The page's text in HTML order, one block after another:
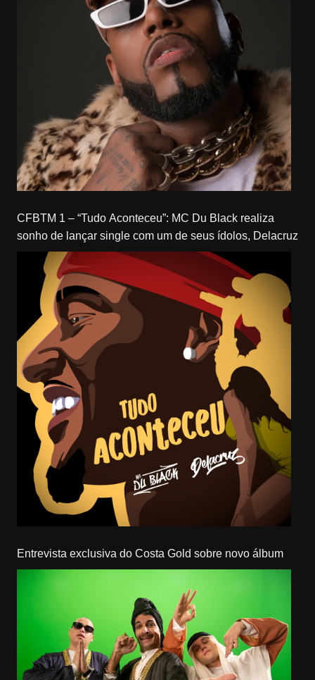
CFBTM 1 – “Tudo Aconteceu”: MC Du Black realiza
sonho de lançar single com um de seus ídolos, Delacruz
Entrevista exclusiva do Costa Gold sobre novo álbum